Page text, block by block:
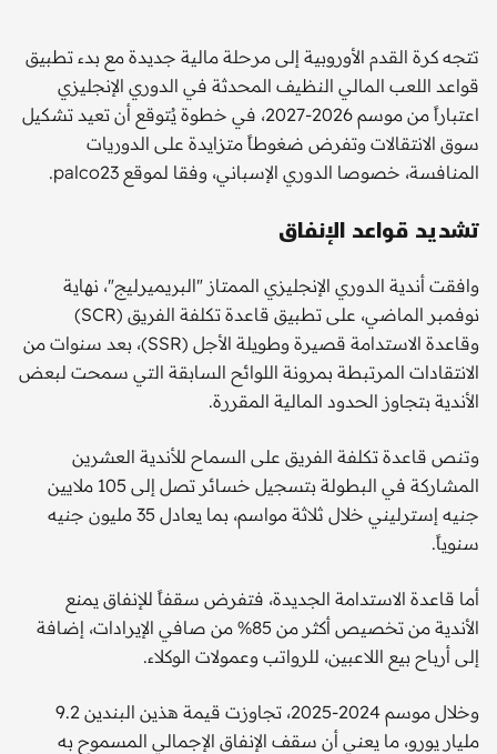
تتجه كرة القدم الأوروبية إلى مرحلة مالية جديدة مع بدء تطبيق
قواعد اللعب المالي النظيف المحدثة في الدوري الإنجليزي
اعتباراً من موسم 2026-2027، في خطوة يُتوقع أن تعيد تشكيل
سوق الانتقالات وتفرض ضغوطاً متزايدة على الدوريات
المنافسة، خصوصا الدوري الإسباني، وفقا لموقع palco23.
تشديد قواعد الإنفاق
وافقت أندية الدوري الإنجليزي الممتاز "البريميرليج"، نهاية
نوفمبر الماضي، على تطبيق قاعدة تكلفة الفريق (SCR)
وقاعدة الاستدامة قصيرة وطويلة الأجل (SSR)، بعد سنوات من
الانتقادات المرتبطة بمرونة اللوائح السابقة التي سمحت لبعض
الأندية بتجاوز الحدود المالية المقررة.
وتنص قاعدة تكلفة الفريق على السماح للأندية العشرين
المشاركة في البطولة بتسجيل خسائر تصل إلى 105 ملايين
جنيه إسترليني خلال ثلاثة مواسم، بما يعادل 35 مليون جنيه
سنوياً.
أما قاعدة الاستدامة الجديدة، فتفرض سقفاً للإنفاق يمنع
الأندية من تخصيص أكثر من 85% من صافي الإيرادات، إضافة
إلى أرباح بيع اللاعبين، للرواتب وعمولات الوكلاء.
وخلال موسم 2024-2025، تجاوزت قيمة هذين البندين 9.2
مليار يورو، ما يعني أن سقف الإنفاق الإجمالي المسموح به